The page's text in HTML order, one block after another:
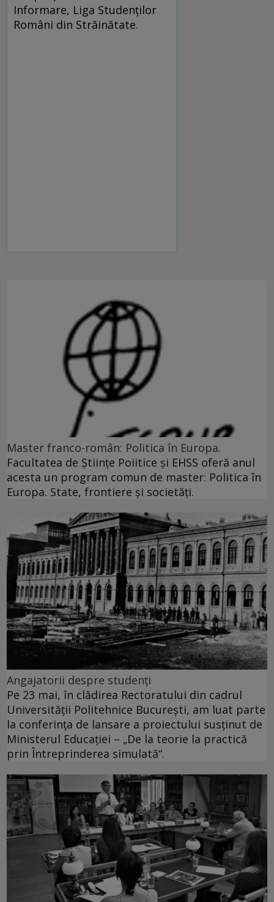
Informare, Liga Studenţilor
Români din Străinătate.
Master franco-român: Politica în Europa.
Facultatea de Ştiinţe Poiitice şi EHSS oferă anul
acesta un program comun de master: Politica în
Europa. State, frontiere şi societăţi.
Angajatorii despre studenţi
Pe 23 mai, în clădirea Rectoratului din cadrul
Universităţii Politehnice Bucureşti, am luat parte
la conferinţa de lansare a proiectului susţinut de
Ministerul Educaţiei – „De la teorie la practică
prin Întreprinderea simulată“.